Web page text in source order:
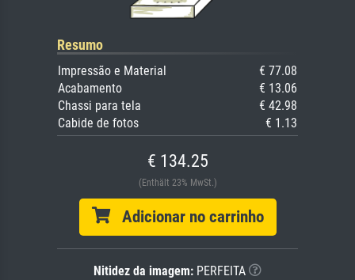
Resumo
Impressão e Material
€ 77.08
Acabamento
€ 13.06
Chassi para tela
€ 42.98
Cabide de fotos
€ 1.13
€ 134.25
(Enthält 23% MwSt.)
Adicionar no carrinho
Nitidez da imagem: PERFEITA